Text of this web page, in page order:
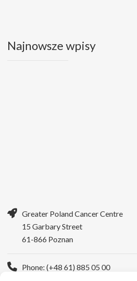
Najnowsze wpisy
Greater Poland Cancer Centre
15 Garbary Street
61-866 Poznan
Phone: (+48 61) 885 05 00